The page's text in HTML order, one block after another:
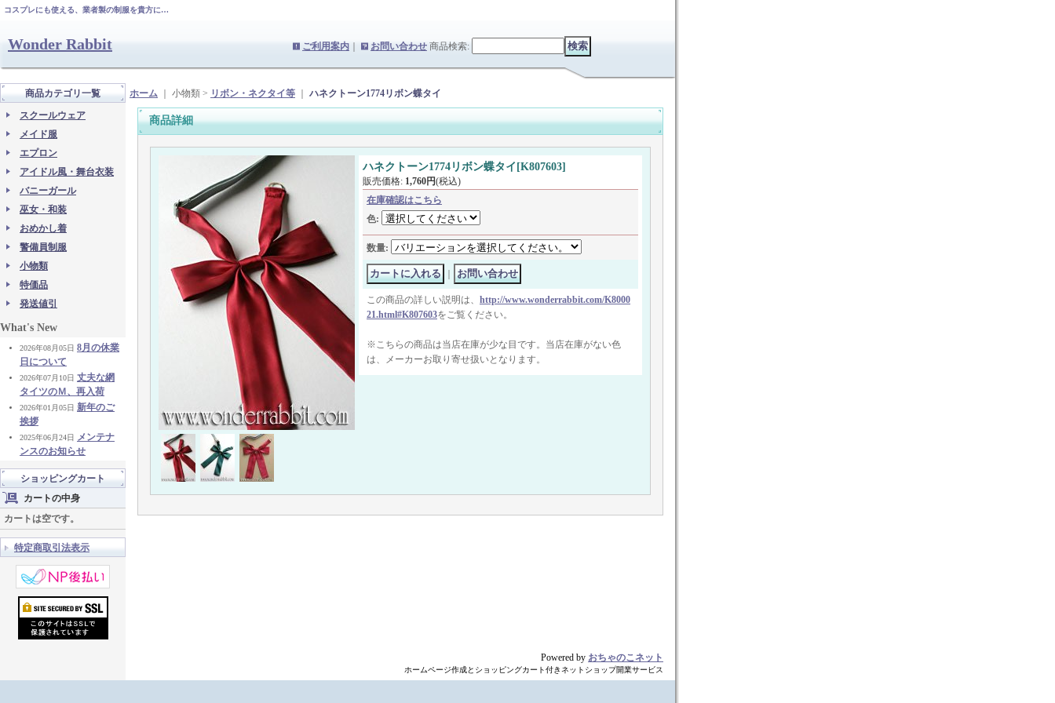
コスプレにも使える、業者製の制服を貴方に…
Wonder Rabbit ご利用案内 お問い合わせ 商品検索:
商品カテゴリ一覧
スクールウェア
メイド服
エプロン
アイドル風・舞台衣装
バニーガール
巫女・和装
おめかし着
警備員制服
小物類
特価品
発送値引
What's New
2026年08月05日 8月の休業
日について
2026年07月10日 丈夫な網
タイツのＭ、再入荷
2026年01月05日 新年のご
挨拶
2025年06月24日 メンテナ
ンスのお知らせ
ショッピングカート
カートの中身
カートは空です。
特定商取引法表示
ホーム ｜ 小物類 > リボン・ネクタイ等 ハネクトーン1774リボン蝶タイ
商品詳細
ハネクトーン1774リボン蝶タイ [K807603]
販売価格: 1,760円(税込)
在庫確認はこちら
色:
数量:
この商品の詳しい説明は、 http://www.wonderrabbit.com/K8000
21.html#K807603をご覧ください。
※こちらの商品は当店在庫が少な目です。当店在庫がない色
は、メーカーお取り寄せ扱いとなります。
Powered by おちゃのこネット
ホームページ作成とショッピングカート付きネットショップ開業サービス